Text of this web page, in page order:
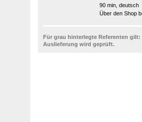
90 min, deutsch
Über den Shop
Für grau hinterlegte Referenten gilt:
Auslieferung wird geprüft.